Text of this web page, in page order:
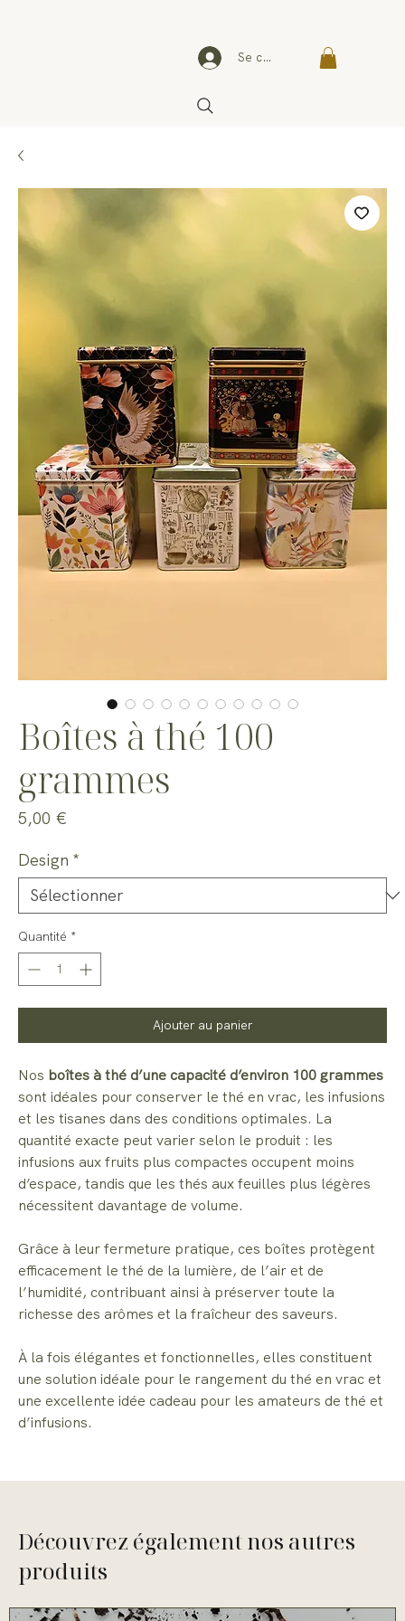
Se connecter
Boîtes à thé 100
grammes
5,00 €
Design *
Quantité *
Ajouter au panier
Nos boîtes à thé d’une capacité d’environ 100 grammes
sont idéales pour conserver le thé en vrac, les infusions
et les tisanes dans des conditions optimales. La
quantité exacte peut varier selon le produit : les
infusions aux fruits plus compactes occupent moins
d’espace, tandis que les thés aux feuilles plus légères
nécessitent davantage de volume.
Grâce à leur fermeture pratique, ces boîtes protègent
efficacement le thé de la lumière, de l’air et de
l’humidité, contribuant ainsi à préserver toute la
richesse des arômes et la fraîcheur des saveurs.
À la fois élégantes et fonctionnelles, elles constituent
une solution idéale pour le rangement du thé en vrac et
une excellente idée cadeau pour les amateurs de thé et
d’infusions.
Découvrez également nos autres
produits